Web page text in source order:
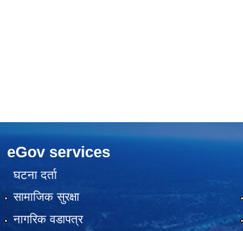
eGov services
घटना दर्ता
सामाजिक सुरक्षा
नागरिक वडापत्र